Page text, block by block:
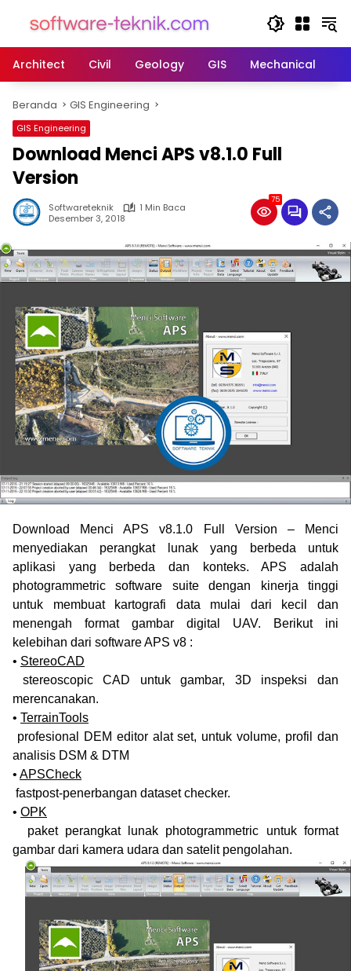
Architect
Civil Geology GIS Mechanical
Beranda GIS Engineering
GIS Engineering
Download Menci APS v8.1.0 Full
Version
Softwareteknik
1 Min Baca
Desember 3, 2018
75
Download Menci APS v8.1.0 Full Version – Menci
menyediakan perangkat lunak yang berbeda untuk
aplikasi yang berbeda dan konteks. APS adalah
photogrammetric software suite dengan kinerja tinggi
untuk membuat kartografi data mulai dari kecil dan
menengah format gambar digital UAV. Berikut ini
kelebihan dari software APS v8 :
• StereoCAD
stereoscopic CAD untuk gambar, 3D inspeksi dan
merencanakan.
• TerrainTools
profesional DEM editor alat set, untuk volume, profil dan
analisis DSM & DTM
• APSCheck
fastpost-penerbangan dataset checker.
• OPK
paket perangkat lunak photogrammetric untuk format
gambar dari kamera udara dan satelit pengolahan.